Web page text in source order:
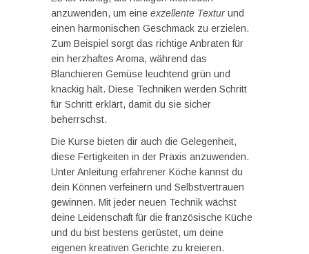
anzuwenden, um eine exzellente Textur und
einen harmonischen Geschmack zu erzielen.
Zum Beispiel sorgt das richtige Anbraten für
ein herzhaftes Aroma, während das
Blanchieren Gemüse leuchtend grün und
knackig hält. Diese Techniken werden Schritt
für Schritt erklärt, damit du sie sicher
beherrschst.
Die Kurse bieten dir auch die Gelegenheit,
diese Fertigkeiten in der Praxis anzuwenden.
Unter Anleitung erfahrener Köche kannst du
dein Können verfeinern und Selbstvertrauen
gewinnen. Mit jeder neuen Technik wächst
deine Leidenschaft für die französische Küche
und du bist bestens gerüstet, um deine
eigenen kreativen Gerichte zu kreieren.